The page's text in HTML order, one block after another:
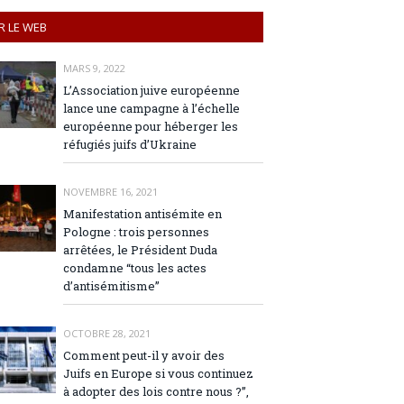
LE WEB
MARS 9, 2022
L’Association juive européenne
lance une campagne à l’échelle
européenne pour héberger les
réfugiés juifs d’Ukraine
NOVEMBRE 16, 2021
Manifestation antisémite en
Pologne : trois personnes
arrêtées, le Président Duda
condamne “tous les actes
d’antisémitisme”
OCTOBRE 28, 2021
Comment peut-il y avoir des
Juifs en Europe si vous continuez
à adopter des lois contre nous ?”,